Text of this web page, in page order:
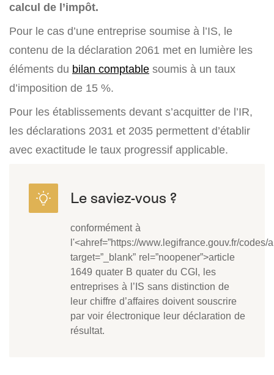
calcul de l’impôt.
Pour le cas d’une entreprise soumise à l’IS, le
contenu de la déclaration 2061 met en lumière les
éléments du bilan comptable soumis à un taux
d’imposition de 15 %.
Pour les établissements devant s’acquitter de l’IR,
les déclarations 2031 et 2035 permettent d’établir
avec exactitude le taux progressif applicable.
conformément à
l'<ahref=”https://www.legifrance.gouv.fr/
target=”_blank” rel=”noopener”>article
1649 quater B quater du CGI, les
entreprises à l’IS sans distinction de
leur chiffre d’affaires doivent souscrire
par voir électronique leur déclaration de
résultat.